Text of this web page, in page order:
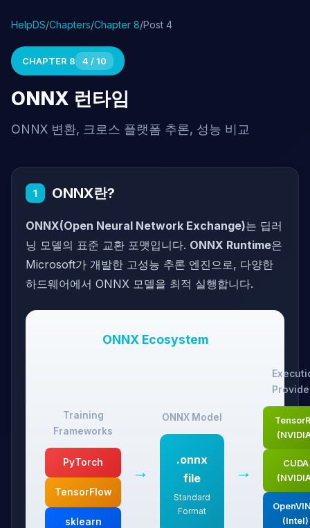
HelpDS/Chapters/Chapter 8/Post 4
CHAPTER 8 4 / 10
ONNX 런타임
ONNX 변환, 크로스 플랫폼 추론, 성능 비교
1 ONNX란?
ONNX(Open Neural Network Exchange)는 딥러
닝 모델의 표준 교환 포맷입니다. ONNX Runtime은
Microsoft가 개발한 고성능 추론 엔진으로, 다양한
하드웨어에서 ONNX 모델을 최적 실행합니다.
ONNX Ecosystem
Training
Frameworks
PyTorch
TensorFlow
sklearn
→
ONNX Model
.onnx
file
Standard
Format
→
CUDA
(Intel)